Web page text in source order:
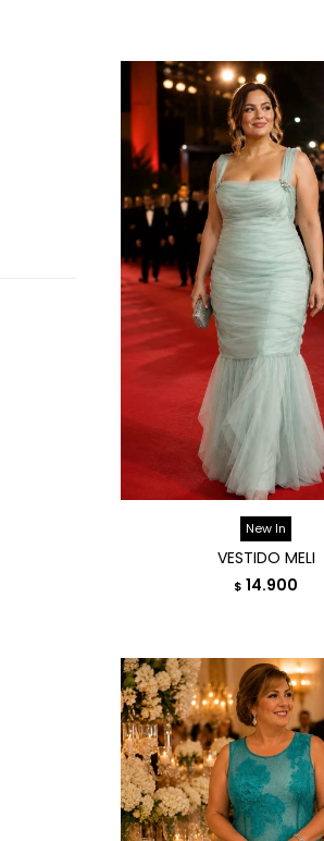
New In
VESTIDO MELI
$ 14.900